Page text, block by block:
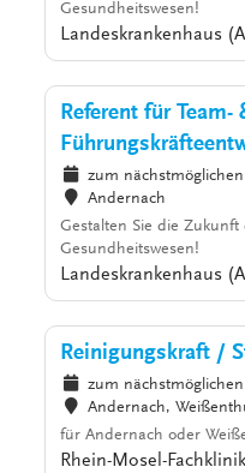
Gesundheitswesen!
Landeskrankenhaus
Referent für Team-
zum
Andernach
Gestalten Sie die
Gesundheitswesen!
Landeskrankenhaus
Reinigungskraft /
zum
Andernach,
für Andernach oder
Rhein-Mosel-